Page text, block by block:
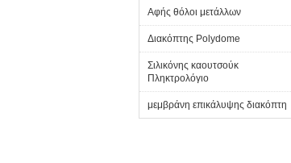
Αφής θόλοι μετάλλων
Διακόπτης Polydome
Σιλικόνης καουτσούκ
Πληκτρολόγιο
μεμβράνη επικάλυψης διακόπτη